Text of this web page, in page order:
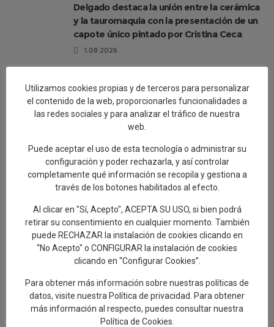
Delgado destaca la unión entre la cerámica
y la tauromaquia con la presentación de un
capote único pintado por Cristina Ceca
1.08.2026
murales cerámicos con obras literarias que
hacen referencia a Talavera
30.07.2026
Talavera de la Reina, a New Paradigm
29.07.2026
Éxito de participación en la segunda ruta
de las Santas Alfareras
26.07.2026
Artesanía avanza “El Viaje del Barro.
Regreso a Los Alfares», una muestra sobre
el proceso de creación de la cerámica
talaverana
24.07.2026
Utilizamos cookies propias y de terceros para personalizar
el contenido de la web, proporcionarles funcionalidades a
las redes sociales y para analizar el tráfico de nuestra
web.
Puede aceptar el uso de esta tecnología o administrar su
configuración y poder rechazarla, y así controlar
completamente qué información se recopila y gestiona a
través de los botones habilitados al efecto.
Al clicar en "Sí, Acepto", ACEPTA SU USO, si bien podrá
retirar su consentimiento en cualquier momento. También
puede RECHAZAR la instalación de cookies clicando en
“No Acepto" o CONFIGURAR la instalación de cookies
clicando en “Configurar Cookies”.
Para obtener más información sobre nuestras políticas de
datos, visite nuestra Política de privacidad
. Para obtener
más información al respecto, puedes consultar nuestra
Política de Cookies